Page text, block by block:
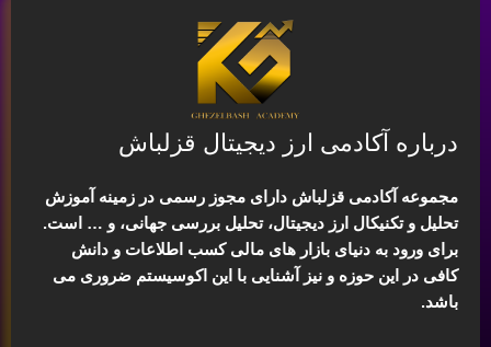
درباره آکادمی ارز دیجیتال قزلباش
مجموعه آکادمی قزلباش دارای مجوز رسمی در زمینه آموزش
تحلیل و تکنیکال ارز دیجیتال، تحلیل بررسی جهانی، و … است.
برای ورود به دنیای بازار های مالی کسب اطلاعات و دانش
کافی در این حوزه و نیز آشنایی با این اکوسیستم ضروری می
باشد.